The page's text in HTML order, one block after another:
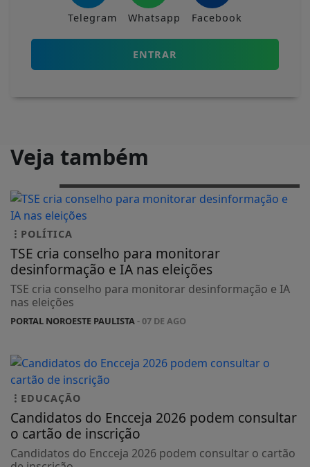
Telegram Whatsapp Facebook
ENTRAR
Veja também
POLÍTICA
TSE cria conselho para monitorar
desinformação e IA nas eleições
TSE cria conselho para monitorar desinformação e IA
nas eleições
PORTAL NOROESTE PAULISTA- 07 DE AGO
EDUCAÇÃO
Candidatos do Encceja 2026 podem consultar
o cartão de inscrição
Candidatos do Encceja 2026 podem consultar o cartão